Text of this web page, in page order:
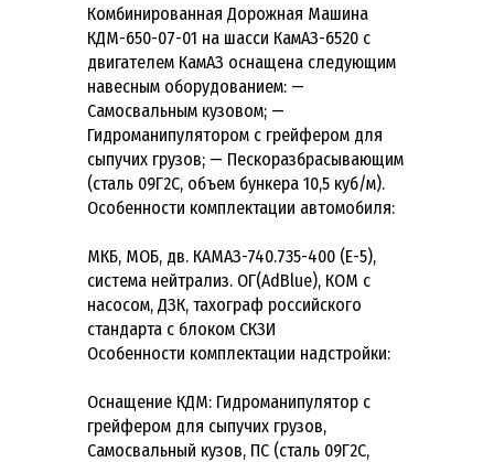
Комбинированная Дорожная Машина
КДМ-650-07-01 на шасси КамАЗ-6520 с
двигателем КамАЗ оснащена следующим
навесным оборудованием: —
Самосвальным кузовом; —
Гидроманипулятором с грейфером для
сыпучих грузов; — Пескоразбрасывающим
(сталь 09Г2С, объем бункера 10,5 куб/м).
Особенности комплектации автомобиля:
МКБ, МОБ, дв. КАМАЗ-740.735-400 (E-5),
система нейтрализ. ОГ(AdBlue), КОМ c
насосом, ДЗК, тахограф российского
стандарта с блоком СКЗИ
Особенности комплектации надстройки:
Оснащение КДМ: Гидроманипулятор с
грейфером для сыпучих грузов,
Самосвальный кузов, ПС (сталь 09Г2С,